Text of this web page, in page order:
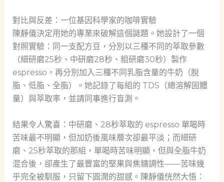
對比與反差：一位基因科學家的咖啡實驗
陳靜儀決定用她的專業來破解這個謎題。她設計了一個
對照實驗：同一支配方豆，分別以三種不同的萃取參數
（細研磨25秒、中研磨28秒、粗研磨30秒）製作
espresso，再分別加入三種不同乳脂含量的牛奶（脫
脂、低脂、全脂）。她記錄了每組的 TDS（總溶解固體
量）與萃取率，並請同事進行盲測。
結果令人驚喜：中研磨、28秒萃取的 espresso 單喝時
苦味最不明顯，但加奶後風味層次卻最平淡；而細研
磨、25秒萃取的那組，單喝時苦味明顯，但與全脂牛奶
混合後，卻產生了最豐富的堅果與焦糖調性——苦味幾
乎完全被馴服，只留下圓潤的甜感。陳靜儀恍然大悟：